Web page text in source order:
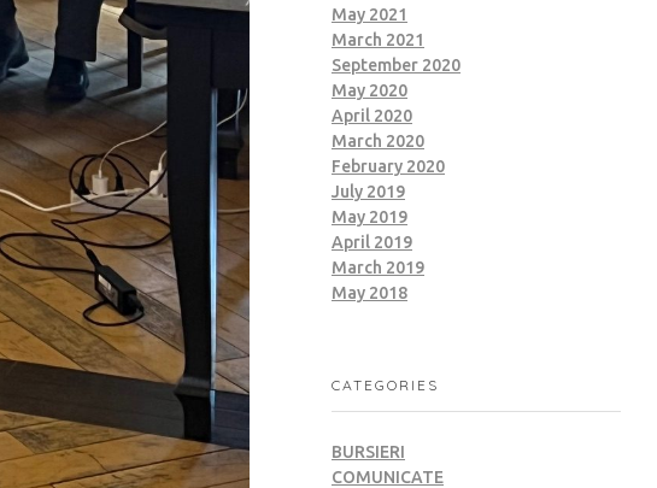
May 2021
March 2021
September 2020
May 2020
April 2020
March 2020
February 2020
July 2019
May 2019
April 2019
March 2019
May 2018
CATEGORIES
BURSIERI
COMUNICATE